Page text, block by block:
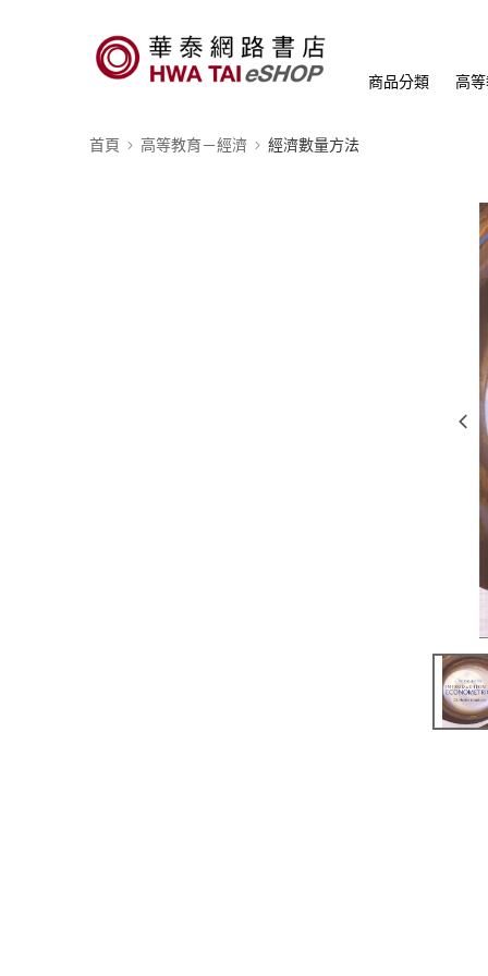
商品分類 高
首頁 高等教育－經濟 經濟數量方法